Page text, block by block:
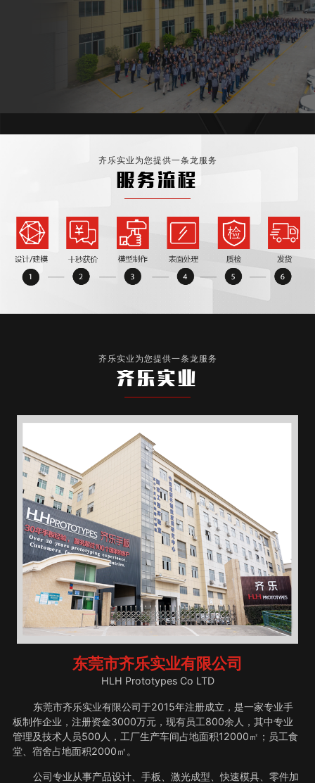
齐乐实业为您提供一条龙服务
服务流程
齐乐实业为您提供一条龙服务
齐乐实业
东莞市齐乐实业有限公司
HLH Prototypes Co LTD
东莞市齐乐实业有限公司于2015年注册成立，是一家专业手
板制作企业，注册资金3000万元，现有员工800余人，其中专业
管理及技术人员500人，工厂生产车间占地面积12000㎡；员工食
堂、宿舍占地面积2000㎡。
公司专业从事产品设计、手板、激光成型、快速模具、零件加